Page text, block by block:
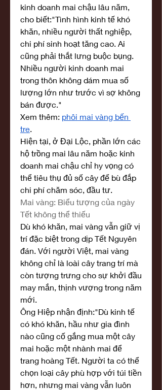
kinh doanh mai chậu lâu năm,
cho biết:"Tình hình kinh tế khó
khăn, nhiều người thất nghiệp,
chi phí sinh hoạt tăng cao. Ai
cũng phải thắt lưng buộc bụng.
Nhiều người kinh doanh mai
trong thôn không dám mua số
lượng lớn như trước vì sợ không
bán được."
Xem thêm: phôi mai vàng bến
tre.
Hiện tại, ở Đại Lộc, phần lớn các
hộ trồng mai lâu năm hoặc kinh
doanh mai chậu chỉ hy vọng có
thể tiêu thụ đủ số cây để bù đắp
chi phí chăm sóc, đầu tư.
Mai vàng: Biểu tượng của ngày
Tết không thể thiếu
Dù khó khăn, mai vàng vẫn giữ vị
trí đặc biệt trong dịp Tết Nguyên
đán. Với người Việt, mai vàng
không chỉ là loài cây trang trí mà
còn tượng trưng cho sự khởi đầu
may mắn, thịnh vượng trong năm
mới.
Ông Hiệp nhận định:"Dù kinh tế
có khó khăn, hầu như gia đình
nào cũng cố gắng mua một cây
mai hoặc một nhành mai để
trang hoàng Tết. Người ta có thể
chọn loại cây phù hợp với túi tiền
hơn, nhưng mai vàng vẫn luôn